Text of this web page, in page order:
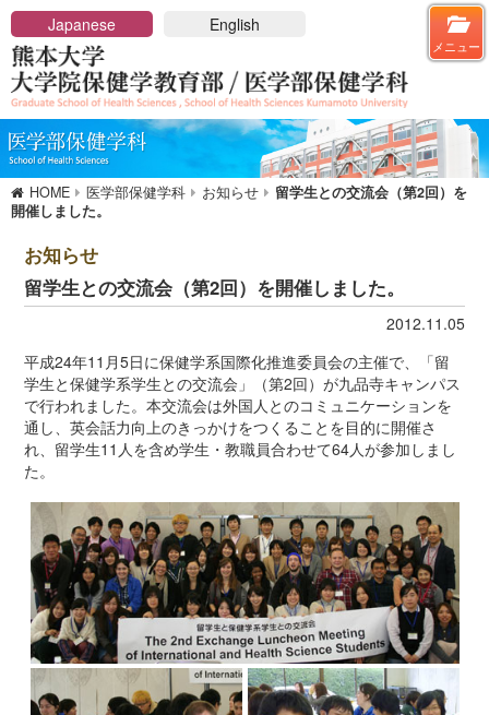
メニュー
Japanese English
HOME 医学部保健学科 お知らせ
留学生との交流会（第2回）を
開催しました。
お知らせ
留学生との交流会（第2回）を開催しました。
2012.11.05
平成24年11月5日に保健学系国際化推進委員会の主催で、「留
学生と保健学系学生との交流会」（第2回）が九品寺キャンパス
で行われました。本交流会は外国人とのコミュニケーションを
通し、英会話力向上のきっかけをつくることを目的に開催さ
れ、留学生11人を含め学生・教職員合わせて64人が参加しまし
た。
メニューを閉じる
HOME
大学院保健学教育部
大学院概要
保健学教育部長メッセージ
教育課程と講座一覧
博士前期課程
講座及び教員一覧
入学希望の方へ
入試のご案内
在学生への情報
事務手続きについて
学事暦・時間割
保健学教育部の活動
紀要
医学部保健学科
保健学科概要
保健学科長メッセージ
学科の概要